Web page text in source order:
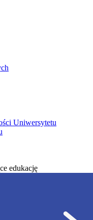
Uniwersytetu
edukację